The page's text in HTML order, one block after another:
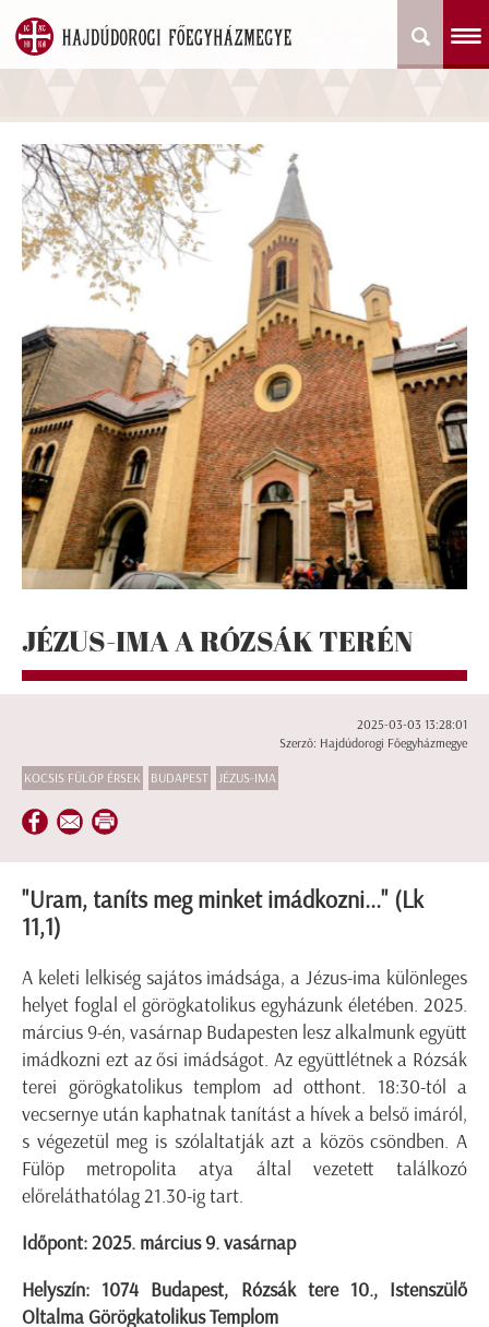
JÉZUS-IMA A RÓZSÁK TERÉN
2025-03-03 13:28:01
Szerző: Hajdúdorogi Főegyházmegye
KOCSIS FÜLÖP ÉRSEK BUDAPEST JÉZUS-IMA
"Uram, taníts meg minket imádkozni..." (Lk
11,1)
A keleti lelkiség sajátos imádsága, a Jézus-ima különleges
helyet foglal el görögkatolikus egyházunk életében. 2025.
március 9-én, vasárnap Budapesten lesz alkalmunk együtt
imádkozni ezt az ősi imádságot. Az együttlétnek a Rózsák
terei görögkatolikus templom ad otthont. 18:30-tól a
vecsernye után kaphatnak tanítást a hívek a belső imáról,
s végezetül meg is szólaltatják azt a közös csöndben. A
Fülöp metropolita atya által vezetett találkozó
előreláthatólag 21.30-ig tart.
Időpont: 2025. március 9. vasárnap
Helyszín: 1074 Budapest, Rózsák tere 10., Istenszülő
Oltalma Görögkatolikus Templom